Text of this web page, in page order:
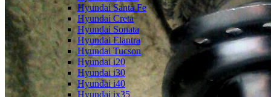
Hyundai Santa Fe
Hyundai Creta
Hyundai Sonata
Hyundai Elantra
Hyundai Tucson
Hyundai i20
Hyundai i30
Hyundai i40
Hyundai ix35